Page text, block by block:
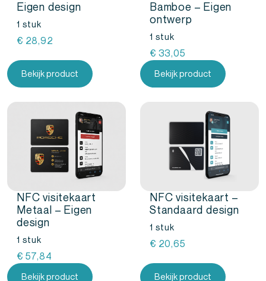
Eigen design
1 stuk
€ 28,92
Bekijk product
Bamboe – Eigen
ontwerp
1 stuk
€ 33,05
Bekijk product
NFC visitekaart
Metaal – Eigen
design
1 stuk
€ 57,84
Bekijk product
NFC visitekaart –
Standaard design
1 stuk
€ 20,65
Bekijk product